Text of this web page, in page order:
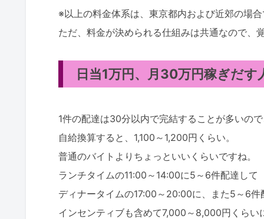
※以上の料金体系は、東京都内および近郊の場
ただ、料金が決められる仕組みは共通なので、
日当1万円、月30万円稼ぎだす
1件の配達は30分以内で完結することが多いの
自給換算すると、1,100～1,200円くらい。
普通のバイトよりちょっといいくらいですね。
ランチタイムの11:00～14:00に5～6件配達して
ディナータイムの17:00～20:00に、また5～6件
インセンティブも含めて7,000～8,000円くらい